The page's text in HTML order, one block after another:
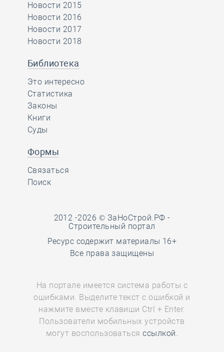
Новости 2015
Новости 2016
Новости 2017
Новости 2018
Библиотека
Это интересно
Статистика
Законы
Книги
Суды
Формы
Связаться
Поиск
2012 -2026 © ЗаНоСтрой.РФ -
Строительный портал
Ресурс содержит материалы 16+
Все права защищены
На портале имеется система работы с
ошибками. Выделите текст с ошибкой и
нажмите вместе клавиши Ctrl + Enter.
Пользователи мобильных устройств
могут воспользоватьсяссылкой.